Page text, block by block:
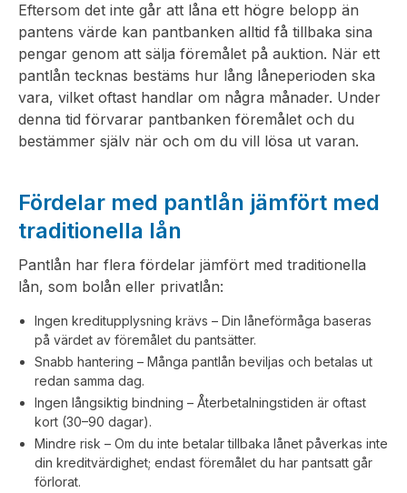
Eftersom det inte går att låna ett högre belopp än
pantens värde kan pantbanken alltid få tillbaka sina
pengar genom att sälja föremålet på auktion. När ett
pantlån tecknas bestäms hur lång låneperioden ska
vara, vilket oftast handlar om några månader. Under
denna tid förvarar pantbanken föremålet och du
bestämmer själv när och om du vill lösa ut varan.
Fördelar med pantlån jämfört med
traditionella lån
Pantlån har flera fördelar jämfört med traditionella
lån, som bolån eller privatlån:
Ingen kreditupplysning krävs – Din låneförmåga baseras
på värdet av föremålet du pantsätter.
Snabb hantering – Många pantlån beviljas och betalas ut
redan samma dag.
Ingen långsiktig bindning – Återbetalningstiden är oftast
kort (30–90 dagar).
Mindre risk – Om du inte betalar tillbaka lånet påverkas inte
din kreditvärdighet; endast föremålet du har pantsatt går
förlorat.